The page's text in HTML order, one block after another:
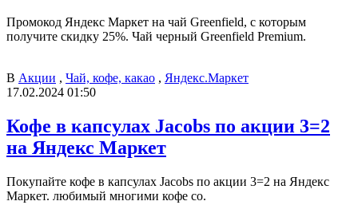
Промокод Яндекс Маркет на чай Greenfield, с которым
получите скидку 25%. Чай черный Greenfield Premium.
В Акции , Чай, кофе, какао , Яндекс.Маркет
17.02.2024 01:50
Кофе в капсулах Jacobs по акции 3=2
на Яндекс Маркет
Покупайте кофе в капсулах Jacobs по акции 3=2 на Яндекс
Маркет. любимый многими кофе со.